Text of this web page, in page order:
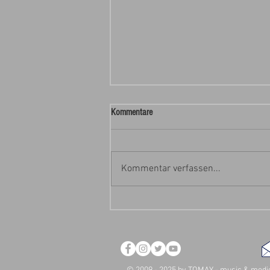
Ab Donnerstag wieder geöffnet
Kommentare
Kommentar verfassen...